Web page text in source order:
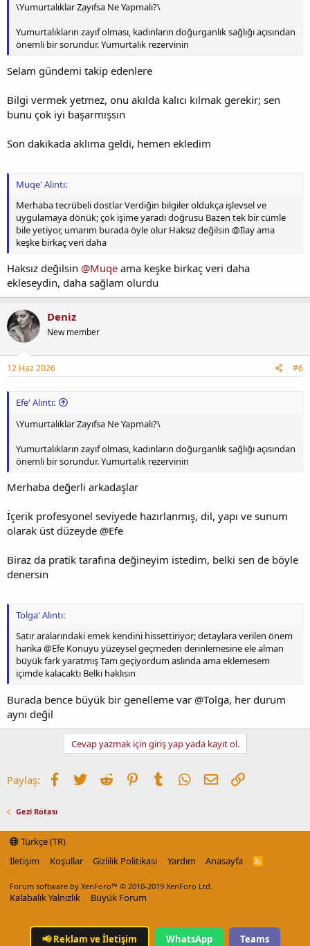
\Yumurtalıklar Zayıfsa Ne Yapmalı?\
Yumurtalıkların zayıf olması, kadınların doğurganlık sağlığı açısından
önemli bir sorundur. Yumurtalık rezervinin
Selam gündemi takip edenlere
Bilgi vermek yetmez, onu akılda kalıcı kılmak gerekir; sen
bunu çok iyi başarmışsın
Son dakikada aklıma geldi, hemen ekledim
Muqe' Alıntı:
Merhaba tecrübeli dostlar Verdiğin bilgiler oldukça işlevsel ve
uygulamaya dönük; çok işime yaradı doğrusu Bazen tek bir cümle
bile yetiyor, umarım burada öyle olur Haksız değilsin @Ilay ama
keşke birkaç veri daha
Haksız değilsin @Muqe ama keşke birkaç veri daha
ekleseydin, daha sağlam olurdu
Deniz
New member
12 Haz 2026 #6
Efe' Alıntı:
\Yumurtalıklar Zayıfsa Ne Yapmalı?\
Yumurtalıkların zayıf olması, kadınların doğurganlık sağlığı açısından
önemli bir sorundur. Yumurtalık rezervinin
Merhaba değerli arkadaşlar
İçerik profesyonel seviyede hazırlanmış, dil, yapı ve sunum
olarak üst düzeyde @Efe
Biraz da pratik tarafına değineyim istedim, belki sen de böyle
denersin
Tolga' Alıntı:
Satır aralarındaki emek kendini hissettiriyor; detaylara verilen önem
harika @Efe Konuyu yüzeysel geçmeden derinlemesine ele alman
büyük fark yaratmış Tam geçiyordum aslında ama eklemesem
içimde kalacaktı Belki haklısın
Burada bence büyük bir genelleme var @Tolga, her durum
aynı değil
Cevap yazmak için giriş yap yada kayıt ol.
Paylaş: Facebook
TwitterReddit PinterestTumblrWhatsApp
E-postaLink
Gezi Rotası
Türkçe (TR)
İletişim
Koşullar Gizlilik Politikası Yardım Anasayfa
R
Forum software by XenForo™ © 2010-2019 XenForo Ltd.
Kalabalık Yalnızlık Büyük Forum
📢Reklam ve İletişim WhatsApp Teams